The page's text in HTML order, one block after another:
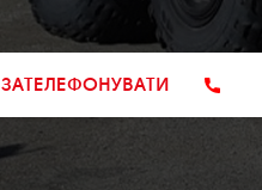
ЗАТЕЛЕФОНУВАТИ